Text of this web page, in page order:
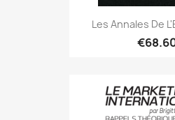
Les Annales De